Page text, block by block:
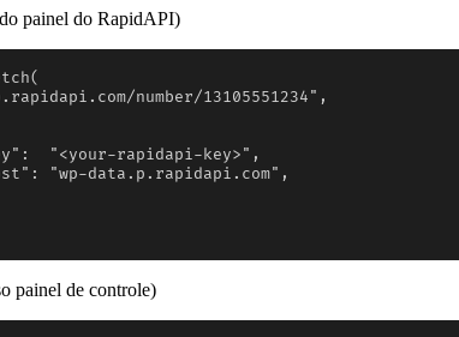
painel do RapidAPI)
number/13105551234",
"<your-rapidapi-key>",
"wp-data.p.rapidapi.com",
painel de controle)